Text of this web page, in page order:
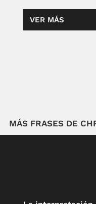
VER MÁS
MÁS FRASES DE